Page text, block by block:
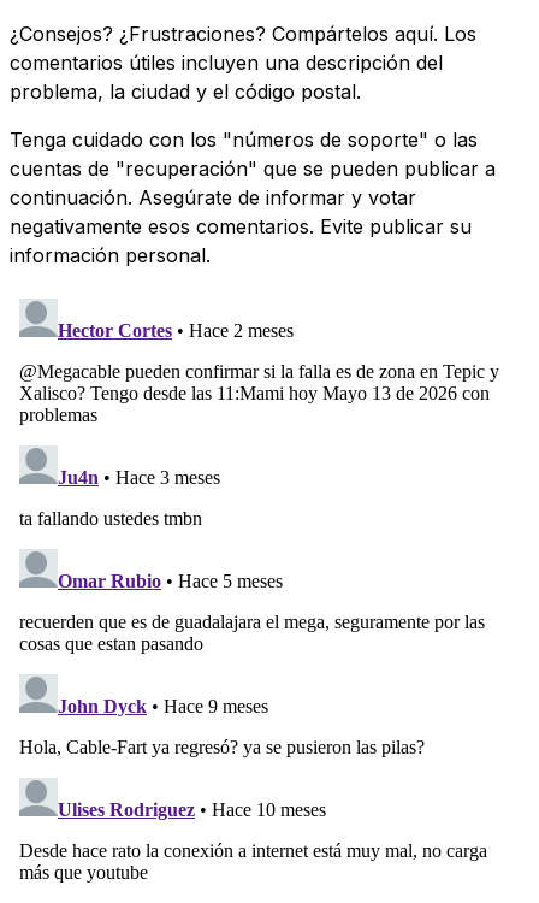
¿Consejos? ¿Frustraciones? Compártelos aquí. Los
comentarios útiles incluyen una descripción del
problema, la ciudad y el código postal.
Tenga cuidado con los "números de soporte" o las
cuentas de "recuperación" que se pueden publicar a
continuación. Asegúrate de informar y votar
negativamente esos comentarios. Evite publicar su
información personal.